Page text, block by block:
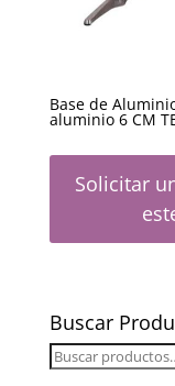
Base de
aluminio 6 CM
Solicitar
Buscar
Buscar